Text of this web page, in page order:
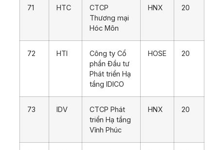
71 HTC
CTCP
Thương mại
Hóc Môn
HNX 20
72 HTI
Công ty Cổ
phần Đầu tư
Phát triển Hạ
tầng IDICO
HOSE 20
73 IDV
CTCP Phát
triển Hạ tầng
Vĩnh Phúc
HNX 20